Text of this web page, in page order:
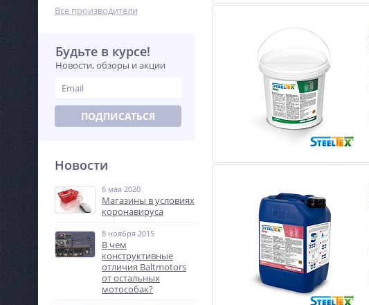
Все производители
Будьте в курсе!
Новости, обзоры и акции
ПОДПИСАТЬСЯ
Новости
6 мая 2020
Магазины в условиях
коронавируса
8 ноября 2015
В чем
конструктивные
отличия Baltmotors
от остальных
мотособак?